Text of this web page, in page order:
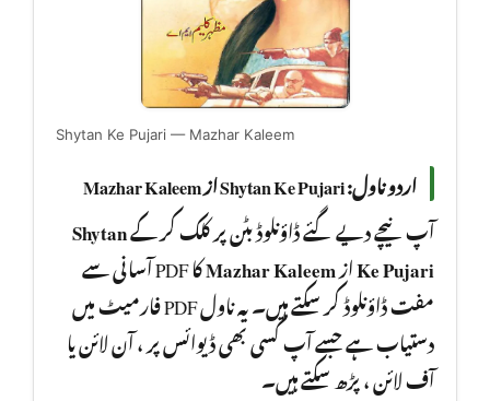
Shytan Ke Pujari — Mazhar Kaleem
اردو ناول: Shytan Ke Pujari از Mazhar Kaleem
آپ نیچے دیے گئے ڈاؤنلوڈ بٹن پر کلک کر کےShytan
Ke PujariازMazhar Kaleem
کا PDF آسانی سے
مفت ڈاؤنلوڈ کر سکتے ہیں۔ یہ ناول PDF فارمیٹ میں
دستیاب ہے جسے آپ کسی بھی ڈیوائس پر ، آن لائن یا
آف لائن ، پڑھ سکتے ہیں۔